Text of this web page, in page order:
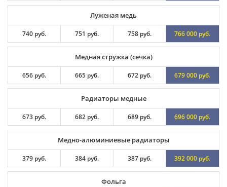
Луженая медь
740 руб. 751 руб. 758 руб. 766 000 руб.
Медная стружка (сечка)
656 руб. 665 руб. 672 руб. 679 000 руб.
Радиаторы медные
673 руб. 682 руб. 689 руб. 696 000 руб.
Медно-алюминиевые радиаторы
379 руб. 384 руб. 387 руб. 392 000 руб.
Фольга